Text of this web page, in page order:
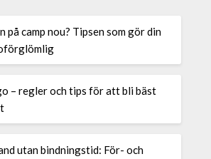
på camp nou? Tipsen som gör din
– regler och tips för att bli bäst
utan bindningstid: För- och